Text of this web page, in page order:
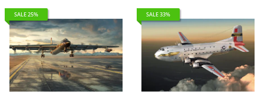
SALE 25% SALE 33%